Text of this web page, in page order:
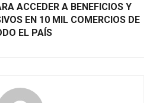
ACCEDER A BENEFICIOS Y
EN 10 MIL COMERCIOS DE
EL PAÍS